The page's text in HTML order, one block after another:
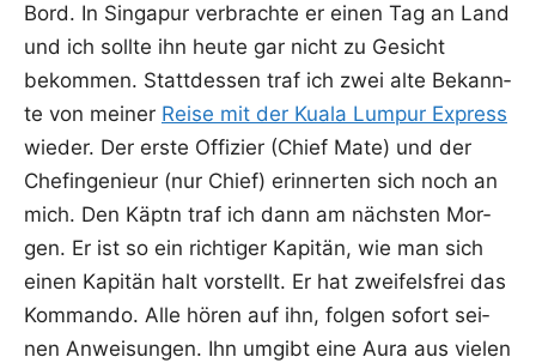
Bord. In Sin­ga­pur ver­brach­te er einen Tag an Land
und ich soll­te ihn heu­te gar nicht zu Gesicht
bekom­men. Statt­des­sen traf ich zwei alte Bekann­
te von mei­ner Rei­se mit der Kua­la Lum­pur Express
wie­der. Der ers­te Offi­zier (Chief Mate) und der
Chef­inge­nieur (nur Chief) erin­ner­ten sich noch an
mich. Den Käptn traf ich dann am nächs­ten Mor­
gen. Er ist so ein rich­ti­ger Kapi­tän, wie man sich
einen Kapi­tän halt vor­stellt. Er hat zwei­fels­frei das
Kom­man­do. Alle hören auf ihn, fol­gen sofort sei­
nen Anwei­sun­gen. Ihn umgibt eine Aura aus vie­len